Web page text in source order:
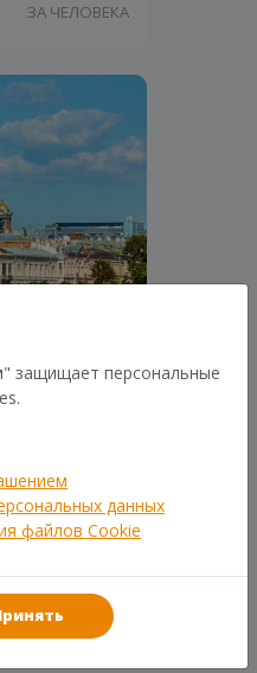
ЗА ЧЕЛОВЕКА
города!
ОТ 1 200
ЗА ЧЕЛОВЕКА
защищает персональные
данных
файлов Cookie